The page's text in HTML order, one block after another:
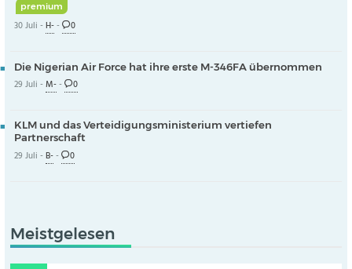
premium
30 Juli -H-- 0
Die Nigerian Air Force hat ihre erste M-346FA übernommen
29 Juli -M-- 0
KLM und das Verteidigungsministerium vertiefen
Partnerschaft
29 Juli -B-- 0
Meistgelesen